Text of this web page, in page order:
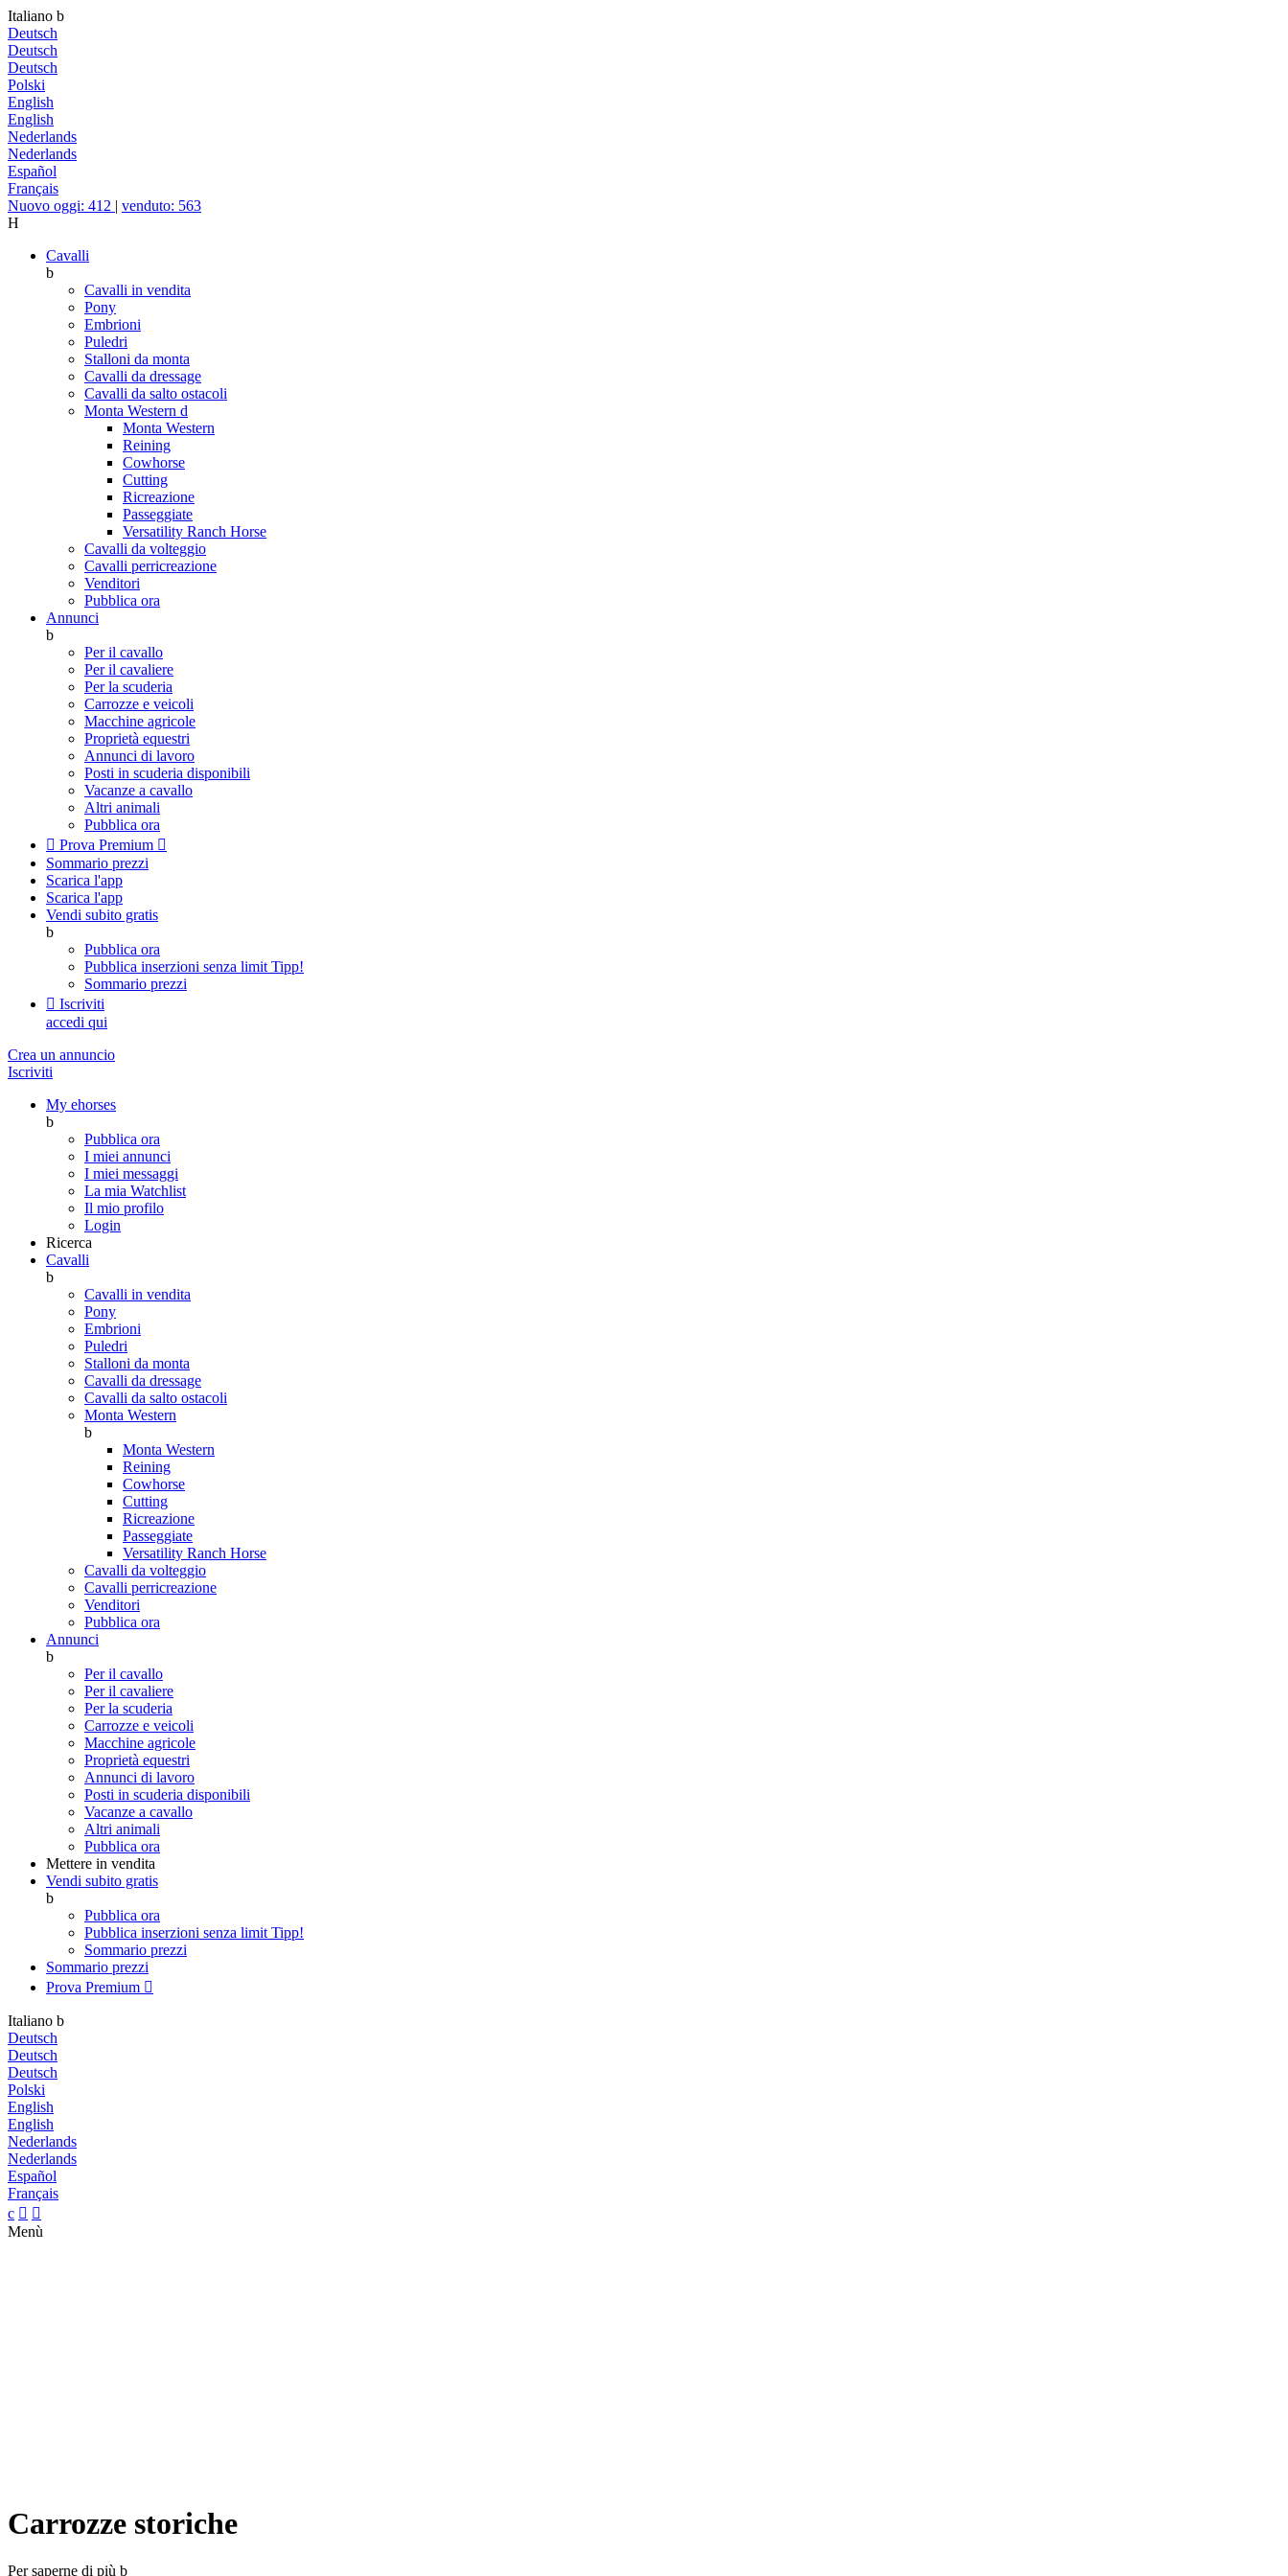
Italiano b
Deutsch
Deutsch
Deutsch
Polski
English
English
Nederlands
Nederlands
Español
Français
Nuovo oggi: 412 | venduto: 563
H
Cavalli
b
Cavalli in vendita
Pony
Embrioni
Puledri
Stalloni da monta
Cavalli da dressage
Cavalli da salto ostacoli
Monta Western d
Monta Western
Reining
Cowhorse
Cutting
Ricreazione
Passeggiate
Versatility Ranch Horse
Cavalli da volteggio
Cavalli perricreazione
Venditori
Pubblica ora
Annunci
b
Per il cavallo
Per il cavaliere
Per la scuderia
Carrozze e veicoli
Macchine agricole
Proprietà equestri
Annunci di lavoro
Posti in scuderia disponibili
Vacanze a cavallo
Altri animali
Pubblica ora
 Prova Premium 
Sommario prezzi
Scarica l'app
Scarica l'app
Vendi subito gratis
b
Pubblica ora
Pubblica inserzioni senza limit Tipp!
Sommario prezzi
 Iscriviti
accedi qui
Crea un annuncio
Iscriviti
My ehorses
b
Pubblica ora
I miei annunci
I miei messaggi
La mia Watchlist
Il mio profilo
Login
Ricerca
Cavalli
b
Cavalli in vendita
Pony
Embrioni
Puledri
Stalloni da monta
Cavalli da dressage
Cavalli da salto ostacoli
Monta Western
b
Monta Western
Reining
Cowhorse
Cutting
Ricreazione
Passeggiate
Versatility Ranch Horse
Cavalli da volteggio
Cavalli perricreazione
Venditori
Pubblica ora
Annunci
b
Per il cavallo
Per il cavaliere
Per la scuderia
Carrozze e veicoli
Macchine agricole
Proprietà equestri
Annunci di lavoro
Posti in scuderia disponibili
Vacanze a cavallo
Altri animali
Pubblica ora
Mettere in vendita
Vendi subito gratis
b
Pubblica ora
Pubblica inserzioni senza limit Tipp!
Sommario prezzi
Sommario prezzi
Prova Premium 
Italiano b
Deutsch
Deutsch
Deutsch
Polski
English
English
Nederlands
Nederlands
Español
Français
c  
Menù
Carrozze storiche
Per saperne di più b